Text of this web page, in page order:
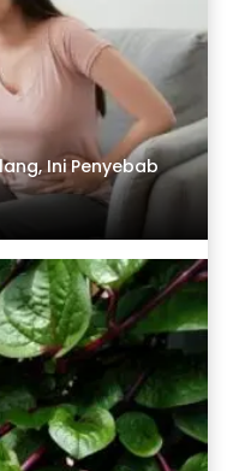
Ini Penyebab